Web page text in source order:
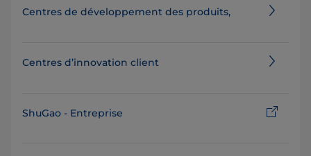
Centres de développement des produits,
Centres d’innovation client
ShuGao - Entreprise